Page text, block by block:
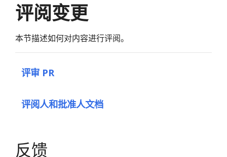
评阅变更
本节描述如何对内容进行评阅。
评审 PR
评阅人和批准人文档
反馈